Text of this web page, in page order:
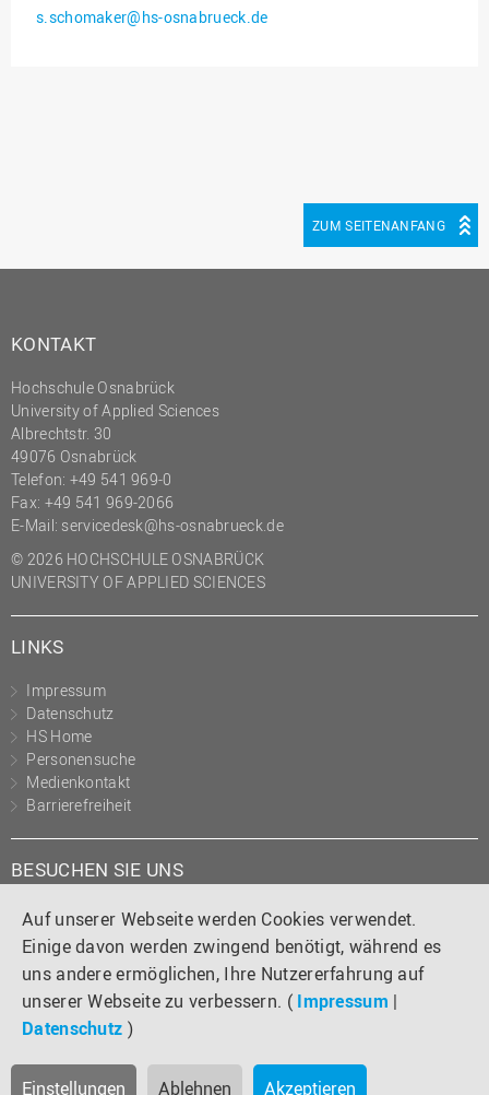
Auf unserer Webseite werden Cookies verwendet.
Einige davon werden zwingend benötigt, während es
uns andere ermöglichen, Ihre Nutzererfahrung auf
unserer Webseite zu verbessern. ( Impressum |
Datenschutz )
Einstellungen Ablehnen Akzeptieren
Gleichstellungsbüro
Nachhaltigkeit
Personal
Personalentwicklung
Personalrat
Präsidialbüro
Professional School
Projekte des Präsidiums
Recht
Science to Business GmbH
Studierendensekretariat
Studium und Lehre
Transfer- und
Innovationsmanagement
s.schomaker@hs-osnabrueck.de
ZUM SEITENANFANG
KONTAKT
Hochschule Osnabrück
University of Applied Sciences
Albrechtstr. 30
49076 Osnabrück
Telefon: +49 541 969-0
Fax: +49 541 969-2066
E-Mail: servicedesk@hs-osnabrueck.de
© 2026 HOCHSCHULE OSNABRÜCK
UNIVERSITY OF APPLIED SCIENCES
LINKS
Impressum
Datenschutz
HS Home
Personensuche
Medienkontakt
Barrierefreiheit
BESUCHEN SIE UNS
Instagram
TiktokLinkedIn
YouTube
Facebook